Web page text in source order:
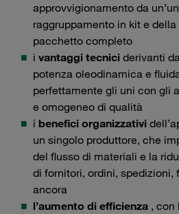
approvvigionamento da
raggruppamento in kit e
pacchetto completo
i vantaggi tecnici derivanti
potenza oleodinamica e
perfettamente gli uni con gli
e omogeneo di qualità
i benefici organizzativi
un singolo produttore, che
del flusso di materiali e la
di fornitori, ordini, spedizioni,
ancora
l’aumento di efficienza , con